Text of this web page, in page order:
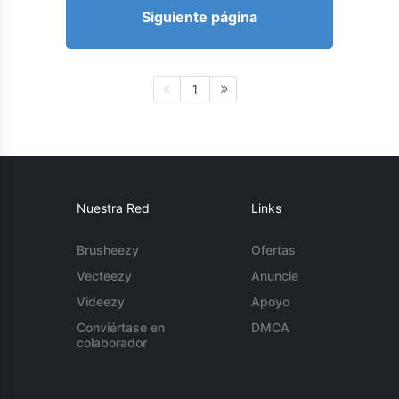
Siguiente página
1
Nuestra Red
Brusheezy
Vecteezy
Videezy
Conviértase en
colaborador
Links
Ofertas
Anuncie
Apoyo
DMCA